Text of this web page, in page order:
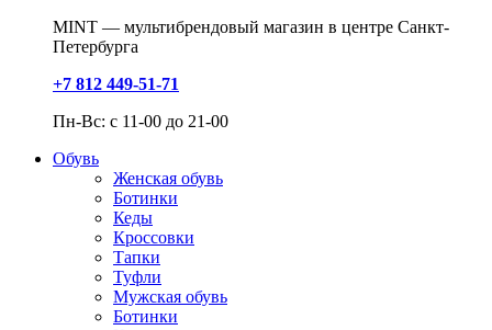
MINT — мультибрендовый магазин в центре Санкт-
Петербурга
+7 812 449-51-71
Пн-Вс: с 11-00 до 21-00
Обувь
Женская обувь
Ботинки
Кеды
Кроссовки
Тапки
Туфли
Мужская обувь
Ботинки